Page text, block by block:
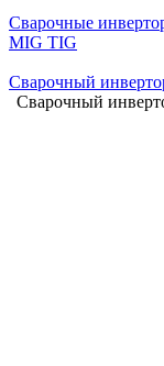
Сварочные
MIG TIG
Сварочный
Сварочный